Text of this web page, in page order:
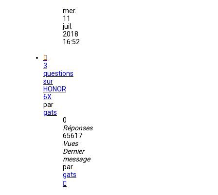
mer.
11
juil.
2018
16:52
3
questions
sur
HONOR
6X
par
gats
0
Réponses
65617
Vues
Dernier
message
par
gats